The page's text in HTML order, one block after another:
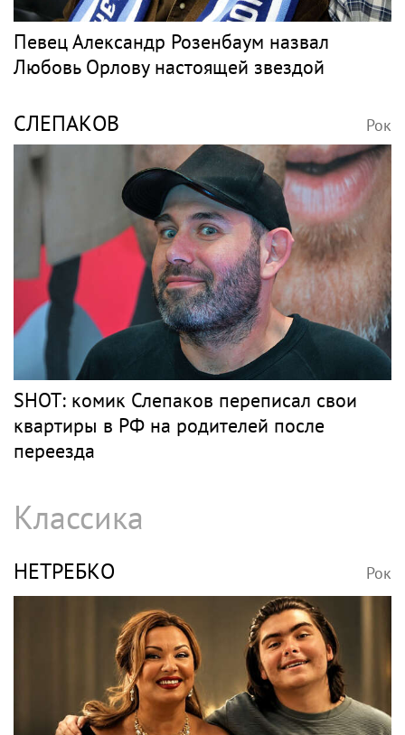
Певец Александр Розенбаум назвал
Любовь Орлову настоящей звездой
СЛЕПАКОВ Рок
SHOT: комик Слепаков переписал свои
квартиры в РФ на родителей после
переезда
Классика
НЕТРЕБКО Рок